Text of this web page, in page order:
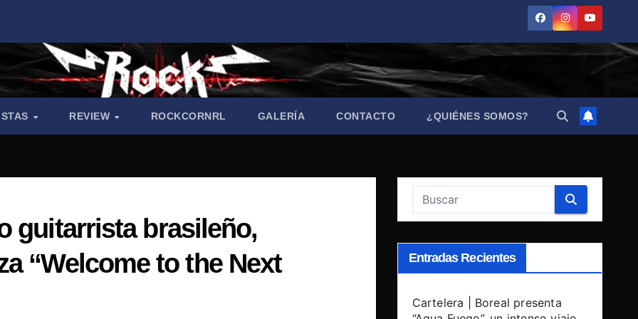
REVIEW ROCKCORNRL GALERÍA CONTACTO ¿QUIÉNES SOMOS?
guitarrista brasileño,
“Welcome to the Next
Entradas Recientes
Cartelera | Boreal presenta